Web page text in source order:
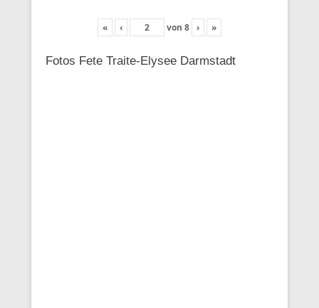
« ‹ von 8 › »
Fotos Fete Traite-Elysee Darmstadt